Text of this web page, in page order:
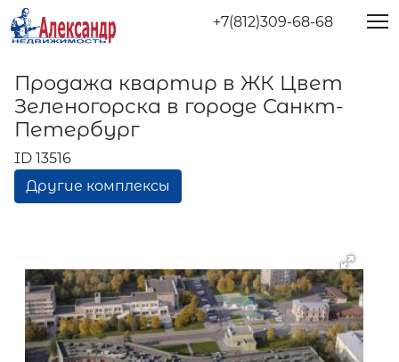
+7(812)309-68-68
Продажа квартир в ЖК Цвет
Зеленогорска в городе Санкт-
Петербург
ID 13516
Другие комплексы